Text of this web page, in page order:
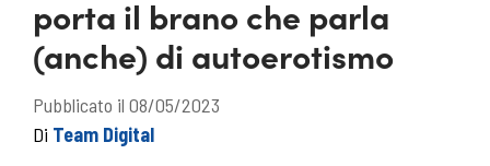
porta il brano che parla
(anche) di autoerotismo
Pubblicato il 08/05/2023
Di Team Digital